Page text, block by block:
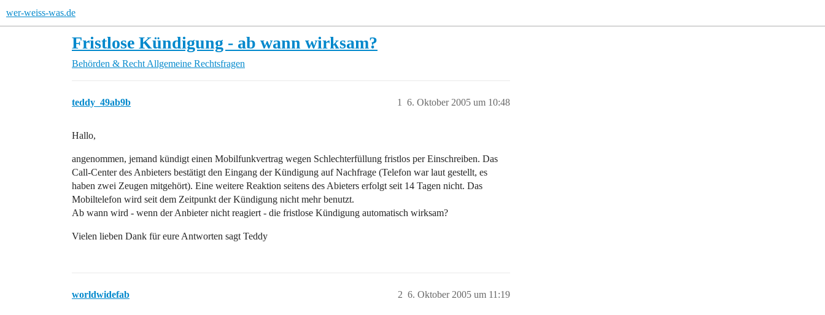
wer-weiss-was.de
Fristlose Kündigung - ab wann wirksam?
Behörden & Recht Allgemeine Rechtsfragen
teddy_49ab9b 6. Oktober 2005 um 10:48
1
Hallo,
angenommen, jemand kündigt einen Mobilfunkvertrag wegen Schlechterfüllung fristlos per Einschreiben. Das
Call-Center des Anbieters bestätigt den Eingang der Kündigung auf Nachfrage (Telefon war laut gestellt, es
haben zwei Zeugen mitgehört). Eine weitere Reaktion seitens des Abieters erfolgt seit 14 Tagen nicht. Das
Mobiltelefon wird seit dem Zeitpunkt der Kündigung nicht mehr benutzt.
Ab wann wird - wenn der Anbieter nicht reagiert - die fristlose Kündigung automatisch wirksam?
Vielen lieben Dank für eure Antworten sagt Teddy
worldwidefab 6. Oktober 2005 um 11:19
2